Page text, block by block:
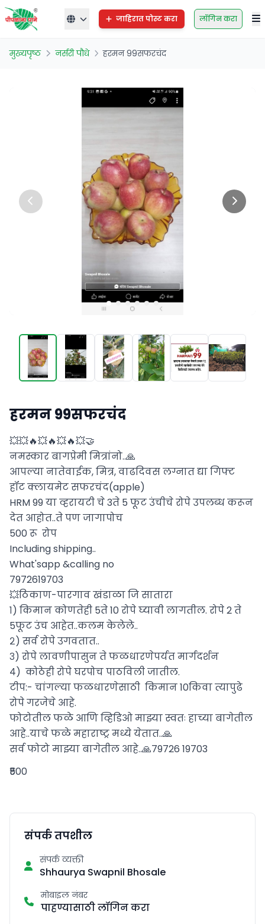
जाहिरात पोस्ट करा लॉगिन करा
मुख्यपृष्ठ नर्सरी पौधे हरमन 99सफरचंद
हरमन 99सफरचंद
💥💥🔥💥🔥💥🔥💥🤝
नमस्कार बागप्रेमी मित्रांनो..🙏
आपल्या नातेवाईक, मित्र, वाढदिवस लग्नात द्या गिफ्ट
हॉट क्लायमेट सफरचंद(apple)
HRM 99 या व्हरायटी चे 3ते 5 फूट उंचीचे रोपे उपलब्ध करून
देत आहोत..ते पण जागापोच
500 रू  रोप
Including shipping..
What'sapp &calling no
7972619703
💥ठिकाण-पारगाव खंडाळा जि सातारा
१) किमान कोणतेही 5ते 10 रोपे घ्यावी लागतील. रोपे 2 ते
5फूट उंच आहेत..कलम केलेले..
२) सर्व रोपे उगवतात..
३) रोपे लावणीपासुन ते फळधारणेपर्यत मार्गदर्शन
४)  कोठेही रोपे घरपोच पाठविली जातील.
टीप:- चांगल्या फळधारणेसाठी  किमान 10किवा त्यापुढे
रोपे गरजेचे आहे.
फोटोतील फळे आणि व्हिडिओ माझ्या स्वतः हाच्या बागेतील
आहे..याचे फळे महाराष्ट्र मध्ये येतात..🙏
सर्व फोटो माझ्या बागेतील आहे..🙏79726 19703
₹500
संपर्क तपशील
संपर्क व्यक्ती
Shhaurya Swapnil Bhosale
मोबाइल नंबर
पाहण्यासाठी लॉगिन करा